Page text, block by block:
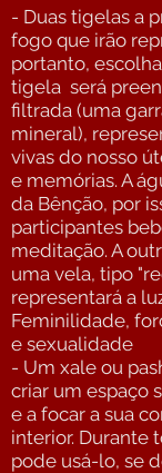
- Duas tigelas a
fogo que irão
portanto,
tigela será
filtrada (uma
mineral),
vivas do nosso
e memórias. A
da Bênção, por
participantes
meditação. A
uma vela, tipo
representará a
Feminilidade,
e sexualidade
- Um xale ou
criar um espaço
e a focar a sua
interior. Durante
pode usá-lo, se